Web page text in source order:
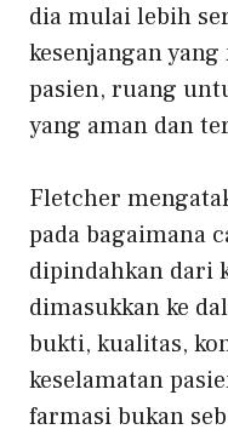
dia mulai lebih
kesenjangan
pasien, ruang
yang aman dan
Fletcher
pada bagaimana
dipindahkan dari
dimasukkan ke
bukti, kualitas,
keselamatan
farmasi bukan